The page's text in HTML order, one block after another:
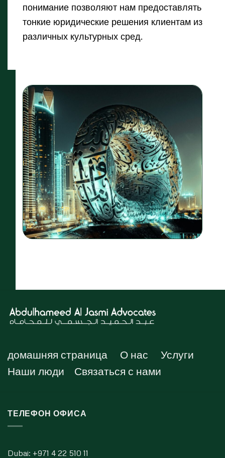
понимание позволяют нам предоставлять
тонкие юридические решения клиентам из
различных культурных сред.
домашняя страница О нас
Услуги
Наши люди
Связаться с нами
ТЕЛЕФОН ОФИСА
Dubai: +971 4 22 510 11